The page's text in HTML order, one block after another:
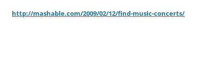
http://mashable.com/2009/02/12/find-music-concerts/